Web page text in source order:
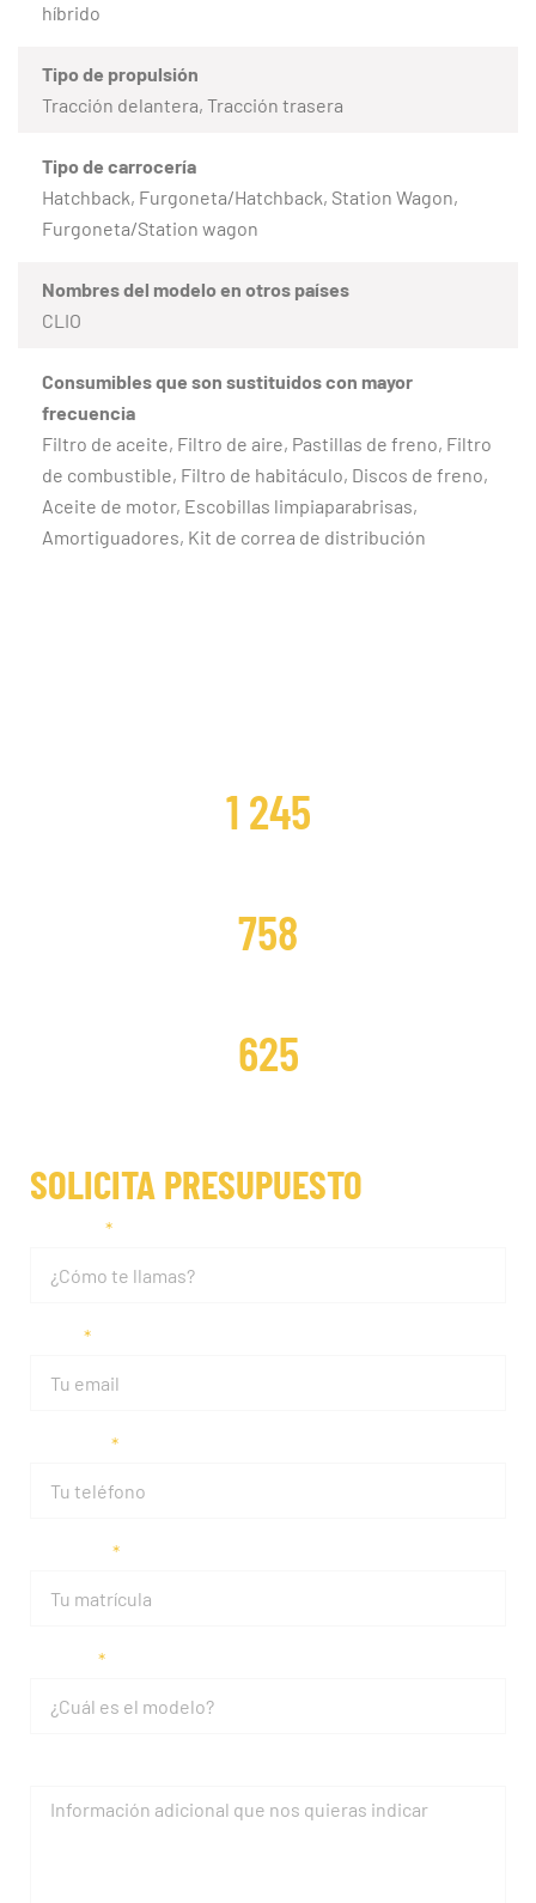
híbrido
Tipo de propulsión
Tracción delantera, Tracción trasera
Tipo de carrocería
Hatchback, Furgoneta/Hatchback, Station Wagon,
Furgoneta/Station wagon
Nombres del modelo en otros países
CLIO
Consumibles que son sustituidos con mayor
frecuencia
Filtro de aceite, Filtro de aire, Pastillas de freno, Filtro
de combustible, Filtro de habitáculo, Discos de freno,
Aceite de motor, Escobillas limpiaparabrisas,
Amortiguadores, Kit de correa de distribución
SOLICITA PRESUPUESTO
1 245
758
625